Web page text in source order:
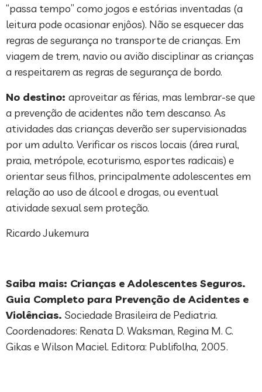
“passa tempo” como jogos e estórias inventadas (a
leitura pode ocasionar enjôos). Não se esquecer das
regras de segurança no transporte de crianças. Em
viagem de trem, navio ou avião disciplinar as crianças
a respeitarem as regras de segurança de bordo.
No destino: aproveitar as férias, mas lembrar-se que
a prevenção de acidentes não tem descanso. As
atividades das crianças deverão ser supervisionadas
por um adulto. Verificar os riscos locais (área rural,
praia, metrópole, ecoturismo, esportes radicais) e
orientar seus filhos, principalmente adolescentes em
relação ao uso de álcool e drogas, ou eventual
atividade sexual sem proteção.
Ricardo Jukemura
Saiba mais: Crianças e Adolescentes Seguros.
Guia Completo para Prevenção de Acidentes e
Violências. Sociedade Brasileira de Pediatria.
Coordenadores: Renata D. Waksman, Regina M. C.
Gikas e Wilson Maciel. Editora: Publifolha, 2005.